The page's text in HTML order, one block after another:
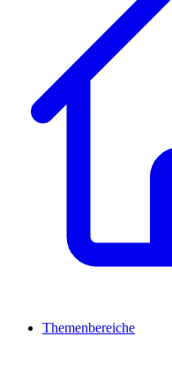
Themenbereiche